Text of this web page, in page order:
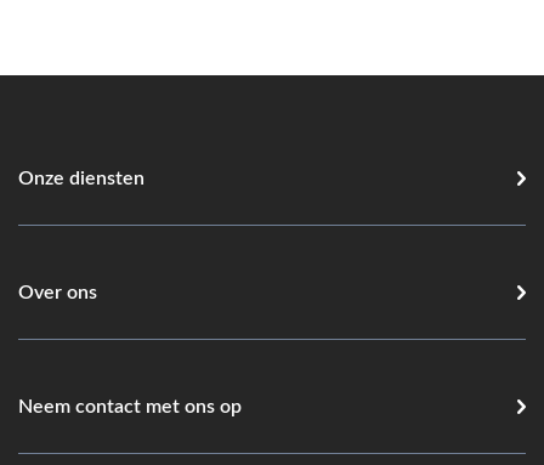
Onze diensten
Over ons
Neem contact met ons op